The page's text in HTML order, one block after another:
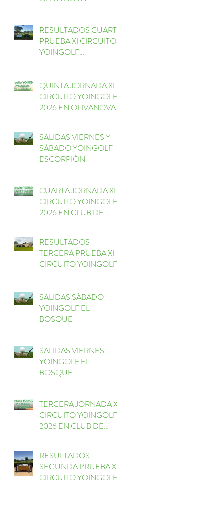
RESULTADOS CUARTA
PRUEBA XI CIRCUITO
YOINGOLF
QUINTA JORNADA XI
CIRCUITO YOINGOLF
2026 EN OLIVANOVA
SALIDAS VIERNES Y
SÁBADO YOINGOLF
ESCORPIÓN
CUARTA JORNADA XI
CIRCUITO YOINGOLF
2026 EN CLUB DE
RESULTADOS
TERCERA PRUEBA XI
CIRCUITO YOINGOLF
SALIDAS SÁBADO
YOINGOLF EL
BOSQUE
SALIDAS VIERNES
YOINGOLF EL
BOSQUE
TERCERA JORNADA XI
CIRCUITO YOINGOLF
2026 EN CLUB DE
RESULTADOS
SEGUNDA PRUEBA XI
CIRCUITO YOINGOLF